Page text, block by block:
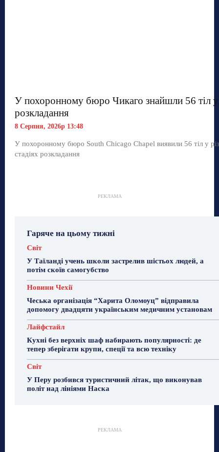
У похоронному бюро Чикаго знайшли 56 тіл у
розкладання
8 Серпня, 2026р 13:48
У похоронному бюро South Chicago Chapel виявили 56 тіл у
стадіях розкладання
РЕКЛАМА
Гаряче на цьому тижні
Світ
У Таїланді учень школи застрелив шістьох людей, а
потім скоїв самогубство
Новини Чехії
Чеська організація “Харита Оломоуц” відправила
допомогу двадцяти українським медичним установам
Лайфстайл
Кухні без верхніх шаф набирають популярності: де
тепер зберігати крупи, спеції та всю техніку
Світ
У Перу розбився туристичний літак, що виконував
політ над лініями Наска
РЕКЛАМА